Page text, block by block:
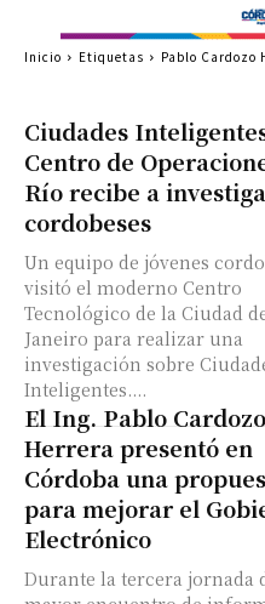
Ciudades
Centro de
Río recibe a
cordobeses
Un equipo de jóvenes
visitó el moderno Centro
Tecnológico de la Ciudad
Janeiro para realizar una
investigación sobre
Inteligentes....
El Ing. Pablo Cardozo
Herrera presentó en
Córdoba una
para mejorar el
Electrónico
Durante la tercera jornada
Inicio Etiquetas Pablo Cardozo